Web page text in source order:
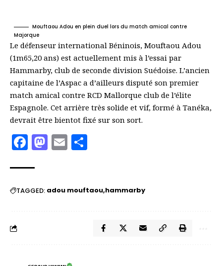
Mouftaou Adou en plein duel lors du match amical contre
Majorque
Le défenseur international Béninois, Mouftaou Adou
(1m65,20 ans) est actuellement mis à l’essai par
Hammarby, club de seconde division Suédoise. L’ancien
capitaine de l’Aspac a d’ailleurs disputé son premier
match amical contre RCD Mallorque club de l’élite
Espagnole. Cet arrière très solide et vif, formé à Tanéka,
devrait être bientot fixé sur son sort.
Facebook
Mastodon
Email
TAGGED: adou mouftaou hammarby